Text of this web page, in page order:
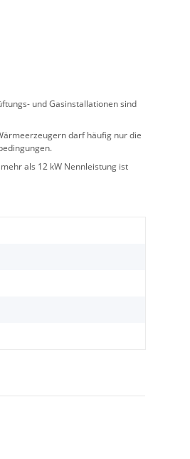
und Gasinstallationen sind
darf häufig nur die
als 12 kW Nennleistung ist